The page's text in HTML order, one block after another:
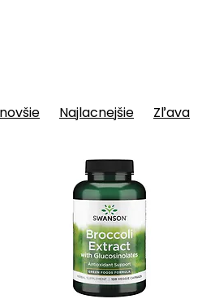
Najlacnejšie
Zľava